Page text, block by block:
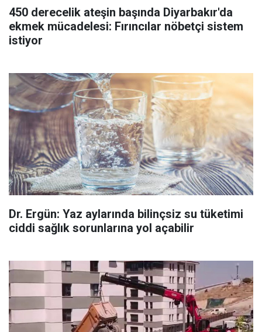
450 derecelik ateşin başında Diyarbakır'da
ekmek mücadelesi: Fırıncılar nöbetçi sistem
istiyor
Dr. Ergün: Yaz aylarında bilinçsiz su tüketimi
ciddi sağlık sorunlarına yol açabilir